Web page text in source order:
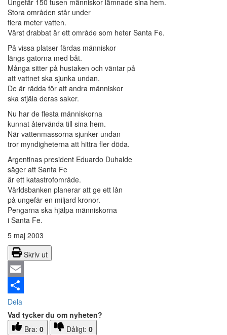
Ungefär 150 tusen människor lämnade sina hem.
Stora områden står under
flera meter vatten.
Värst drabbat är ett område som heter Santa Fe.
På vissa platser färdas människor
längs gatorna med båt.
Många sitter på hustaken och väntar på
att vattnet ska sjunka undan.
De är rädda för att andra människor
ska stjäla deras saker.
Nu har de flesta människorna
kunnat återvända till sina hem.
När vattenmassorna sjunker undan
tror myndigheterna att hittra fler döda.
Argentinas president Eduardo Duhalde
säger att Santa Fe
är ett katastrofområde.
Världsbanken planerar att ge ett lån
på ungefär en miljard kronor.
Pengarna ska hjälpa människorna
i Santa Fe.
5 maj 2003
Skriv ut
Email
Dela
Vad tycker du om nyheten?
Bra: 0 Dåligt: 0